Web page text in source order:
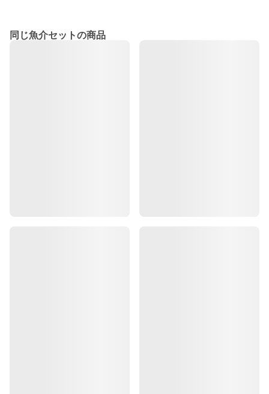
同じ魚介セットの商品